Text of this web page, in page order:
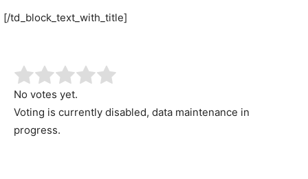
[/td_block_text_with_title]
No votes yet.
Voting is currently disabled, data maintenance in
progress.